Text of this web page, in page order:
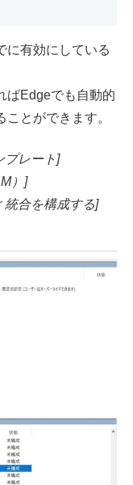
に有効にしている
ばEdgeでも自動的
とができます。
プレート]
）]
統合を構成する]